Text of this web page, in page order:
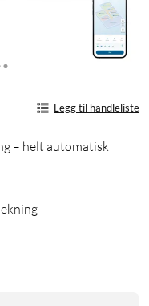
Legg til handleliste
– helt automatisk